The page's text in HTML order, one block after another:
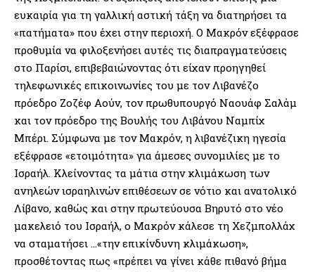
ευκαιρία για τη γαλλική αστική τάξη να διατηρήσει τα
«πατήματα» που έχει στην περιοχή. Ο Μακρόν εξέφρασε
προθυμία να φιλοξενήσει αυτές τις διαπραγματεύσεις
στο Παρίσι, επιβεβαιώνοντας ότι είχαν προηγηθεί
τηλεφωνικές επικοινωνίες του με τον Λιβανέζο
πρόεδρο Ζοζέφ Αούν, τον πρωθυπουργό Ναουάφ Σαλάμ
και τον πρόεδρο της Βουλής του Λιβάνου Ναμπίχ
Μπέρι. Σύμφωνα με τον Μακρόν, η λιβανέζικη ηγεσία
εξέφρασε «ετοιμότητα» για άμεσες συνομιλίες με το
Ισραήλ. Κλείνοντας τα μάτια στην κλιμάκωση των
ανηλεών ισραηλινών επιθέσεων σε νότιο και ανατολικό
Λίβανο, καθώς και στην πρωτεύουσα Βηρυτό στο νέο
μακελειό του Ισραήλ, ο Μακρόν κάλεσε τη Χεζμπολλάχ
να σταματήσει …«την επικίνδυνη κλιμάκωση»,
προσθέτοντας πως «πρέπει να γίνει κάθε πιθανό βήμα